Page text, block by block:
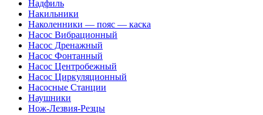
Надфиль
Накильники
Наколенники — пояс — каска
Насос Вибрационный
Насос Дренажный
Насос Фонтанный
Насос Центробежный
Насос Циркуляционный
Насосные Станции
Наушники
Нож-Лезвия-Резцы